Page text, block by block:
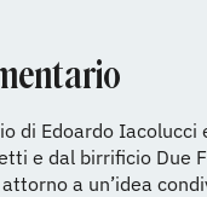
di Edoardo Iacolucci
e dal birrificio Due
a un’idea